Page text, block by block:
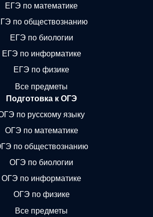
ЕГЭ по математике
по обществознанию
ЕГЭ по биологии
ЕГЭ по информатике
ЕГЭ по физике
Все предметы
Подготовка к ОГЭ
по русскому языку
ОГЭ по математике
по обществознанию
ОГЭ по биологии
ОГЭ по информатике
ОГЭ по физике
Все предметы